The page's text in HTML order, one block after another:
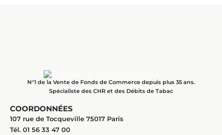
N°1 de la Vente de Fonds de Commerce depuis plus 35 ans.
Spécialiste des CHR et des Débits de Tabac
COORDONNÉES
107 rue de Tocqueville 75017 Paris
Tél. 01 56 33 47 00